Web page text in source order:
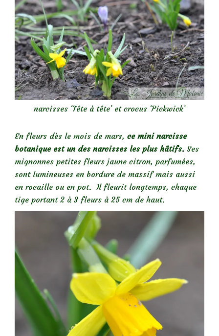
narcisses ‘Tête à tête’ et crocus ‘Pickwick’
En fleurs dès le mois de mars, ce mini narcisse
botanique est un des narcisses les plus hâtifs. Ses
mignonnes petites fleurs jaune citron, parfumées,
sont lumineuses en bordure de massif mais aussi
en rocaille ou en pot. Il fleurit longtemps, chaque
tige portant 2 à 3 fleurs à 25 cm de haut.